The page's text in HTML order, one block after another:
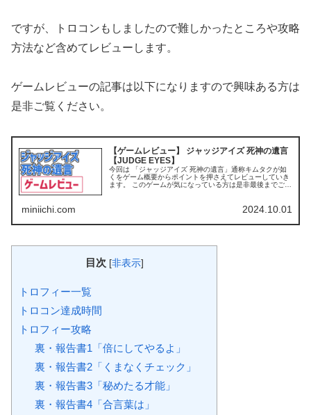
ですが、トロコンもしましたので難しかったところや攻略
方法など含めてレビューします。
ゲームレビューの記事は以下になりますので興味ある方は
是非ご覧ください。
【ゲームレビュー】 ジャッジアイズ 死神の遺言
【JUDGE EYES】
今回は 「ジャッジアイズ 死神の遺言」通称キムタクが如
くをゲーム概要からポイントを押さえてレビューしていき
ます。 このゲームが気になっている方は是非最後までご覧
miniichi.com 2024.10.01
目次 [非表示]
トロフィー一覧
トロコン達成時間
トロフィー攻略
裏・報告書1「倍にしてやるよ」
裏・報告書2「くまなくチェック」
裏・報告書3「秘めたる才能」
裏・報告書4「合言葉は」